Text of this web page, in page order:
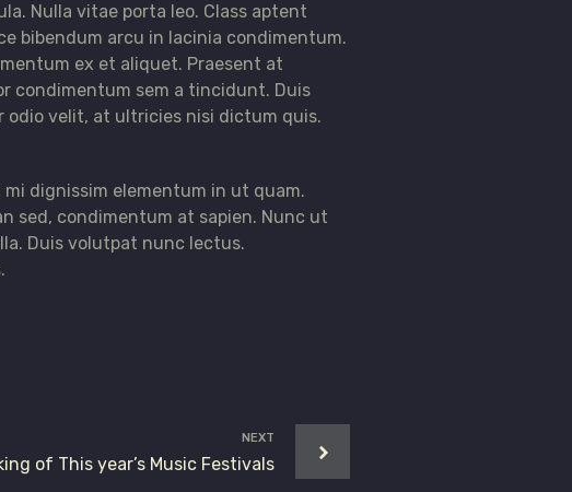
Nulla vitae porta leo. Class aptent
bibendum arcu in lacinia condimentum.
ex et aliquet. Praesent at
condimentum sem a tincidunt. Duis
odio velit, at ultricies nisi dictum quis.
dignissim elementum in ut quam.
sed, condimentum at sapien. Nunc ut
Duis volutpat nunc lectus.
NEXT
of This year’s Music Festivals